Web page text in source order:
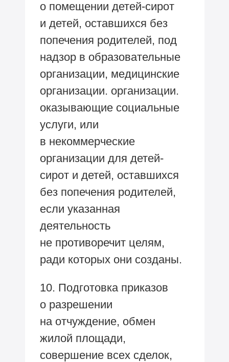
о помещении детей-сирот
и детей, оставшихся без
попечения родителей, под
надзор в образовательные
организации, медицинские
организации. организации.
оказывающие социальные
услуги, или
в некоммерческие
организации для детей-
сирот и детей, оставшихся
без попечения родителей,
если указанная
деятельность
не противоречит целям,
ради которых они созданы.
10. Подготовка приказов
о разрешении
на отчуждение, обмен
жилой площади,
совершение всех сделок,